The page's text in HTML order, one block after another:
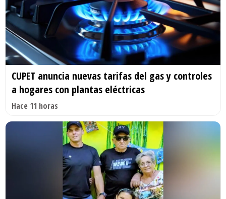
CUPET anuncia nuevas tarifas del gas y controles
a hogares con plantas eléctricas
Hace 11 horas